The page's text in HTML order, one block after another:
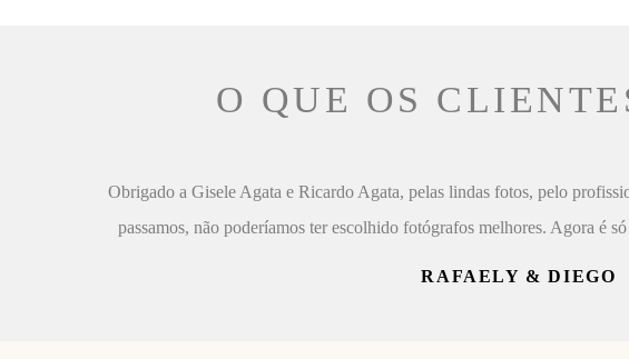
O QUE OS
Obrigado a Gisele Agata e Ricardo Agata, pelas lindas fotos, pelo
passamos, não poderíamos ter escolhido fotógrafos melhores. Agora é
RAFAELY & DIEGO